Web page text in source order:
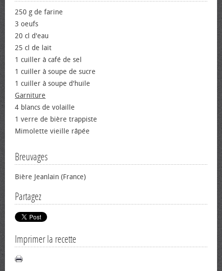
250 g de farine
3 œufs
20 cl d'eau
25 cl de lait
1 cuiller à café de sel
1 cuiller à soupe de sucre
1 cuiller à soupe d'huile
Garniture
4 blancs de volaille
1 verre de bière trappiste
Mimolette vieille râpée
Breuvages
Bière Jeanlain (France)
Partagez
Imprimer la recette